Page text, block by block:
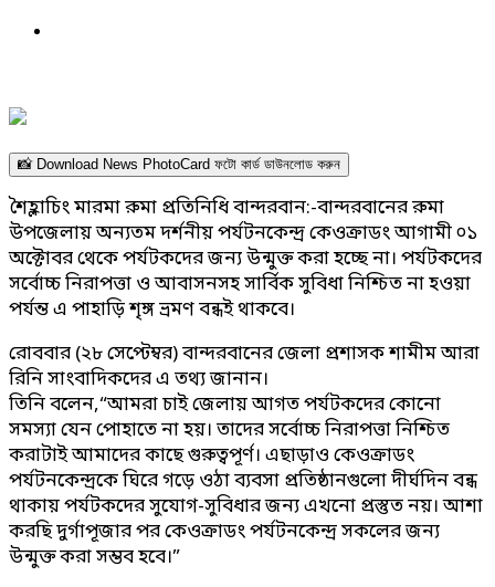
📸 Download News PhotoCard ফটো কার্ড ডাউনলোড করুন
শৈহ্লাচিং মারমা রুমা প্রতিনিধি বান্দরবান:-বান্দরবানের রুমা
উপজেলায় অন্যতম দর্শনীয় পর্যটনকেন্দ্র কেওক্রাডং আগামী ০১
অক্টোবর থেকে পর্যটকদের জন্য উন্মুক্ত করা হচ্ছে না। পর্যটকদের
সর্বোচ্চ নিরাপত্তা ও আবাসনসহ সার্বিক সুবিধা নিশ্চিত না হওয়া
পর্যন্ত এ পাহাড়ি শৃঙ্গ ভ্রমণ বন্ধই থাকবে।
রোববার (২৮ সেপ্টেম্বর) বান্দরবানের জেলা প্রশাসক শামীম আরা
রিনি সাংবাদিকদের এ তথ্য জানান।
তিনি বলেন,“আমরা চাই জেলায় আগত পর্যটকদের কোনো
সমস্যা যেন পোহাতে না হয়। তাদের সর্বোচ্চ নিরাপত্তা নিশ্চিত
করাটাই আমাদের কাছে গুরুত্বপূর্ণ। এছাড়াও কেওক্রাডং
পর্যটনকেন্দ্রকে ঘিরে গড়ে ওঠা ব্যবসা প্রতিষ্ঠানগুলো দীর্ঘদিন বন্ধ
থাকায় পর্যটকদের সুযোগ-সুবিধার জন্য এখনো প্রস্তুত নয়। আশা
করছি দুর্গাপূজার পর কেওক্রাডং পর্যটনকেন্দ্র সকলের জন্য
উন্মুক্ত করা সম্ভব হবে।”